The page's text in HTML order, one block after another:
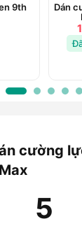
xác, ôm khít
, tiện lợi cho
9th
Dán
cường
5